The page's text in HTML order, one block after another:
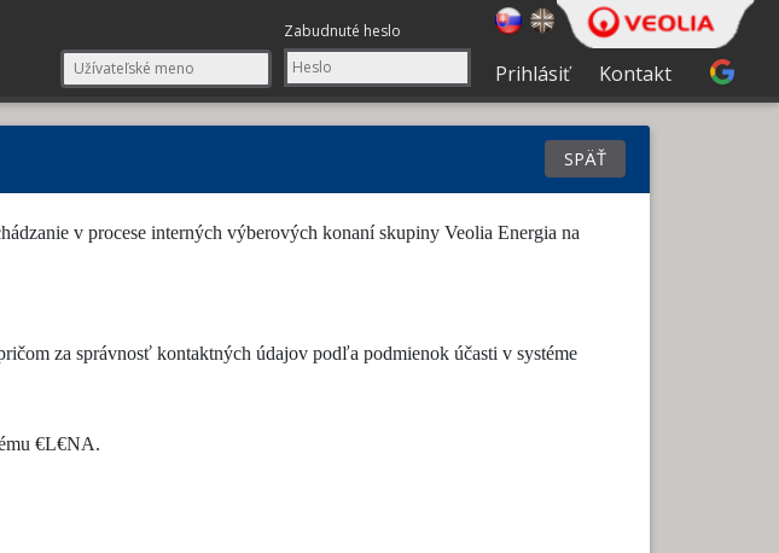
Kontakt
Zabudnuté heslo
Prihlásiť
v procese interných výberových konaní skupiny Veolia Energia na
za správnosť kontaktných údajov podľa podmienok účasti v systéme
€L€NA.